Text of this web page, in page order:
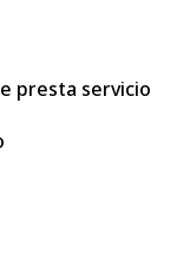
presta servicio